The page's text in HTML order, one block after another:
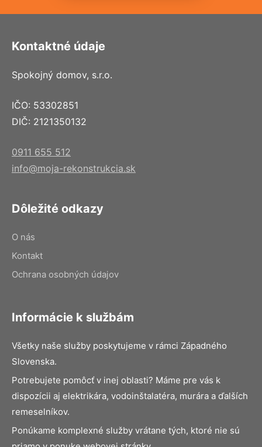
Kontaktné údaje
Spokojný domov, s.r.o.
IČO: 53302851
DIČ: 2121350132
0911 655 512
info@moja-rekonstrukcia.sk
Dôležité odkazy
O nás
Kontakt
Ochrana osobných údajov
Informácie k službám
Všetky naše služby poskytujeme v rámci Západného
Slovenska.
Potrebujete pomôcť v inej oblasti? Máme pre vás k
dispozícii aj elektrikára, vodoinštalatéra, murára a ďalších
remeselníkov.
Ponúkame komplexné služby vrátane tých, ktoré nie sú